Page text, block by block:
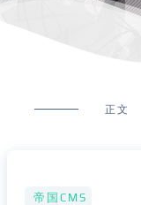
正文
帝国CMS